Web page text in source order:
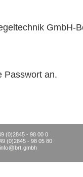
GmbH-
Passwort an.
(0)2845 - 98 00 0
(0)2845 - 98 05 80
brt gmbh